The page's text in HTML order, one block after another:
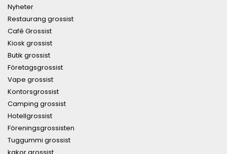
Nyheter
Restaurang grossist
Café Grossist
Kiosk grossist
Butik grossist
Företagsgrossist
Vape grossist
Kontorsgrossist
Camping grossist
Hotellgrossist
Föreningsgrossisten
Tuggummi grossist